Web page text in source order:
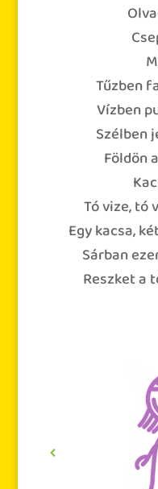
Tűzben
Vízben
Szélben
Földön
Tó vize, tó
Egy kacsa,
Sárban
Reszket a